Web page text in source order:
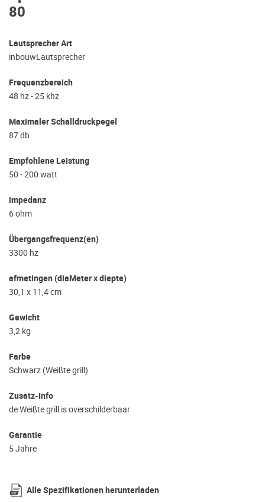
80
Lautsprecher Art
inbouwLautsprecher
Frequenzbereich
48 hz - 25 khz
Maximaler Schalldruckpegel
87 db
Empfohlene Leistung
50 - 200 watt
impedanz
6 ohm
Übergangsfrequenz(en)
3300 hz
afmetingen (diaMeter x diepte)
30,1 x 11,4 cm
Gewicht
3,2 kg
Farbe
Schwarz (Weißte grill)
Zusatz-Info
de Weißte grill is overschilderbaar
Garantie
5 Jahre
Alle Spezifikationen herunterladen